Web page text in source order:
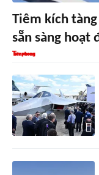
Tiêm kích
sẵn sàng hoạt